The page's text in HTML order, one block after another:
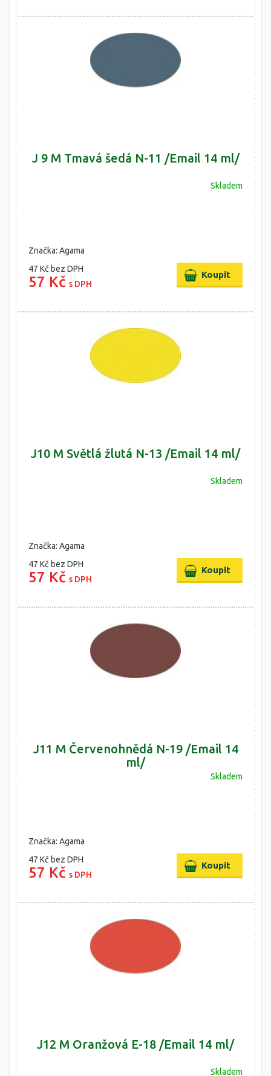
J 9 M Tmavá šedá N-11 /Email 14 ml/
Skladem
Značka: Agama
47 Kč bez DPH
57 Kč s DPH
J10 M Světlá žlutá N-13 /Email 14 ml/
Skladem
Značka: Agama
47 Kč bez DPH
57 Kč s DPH
J11 M Červenohnědá N-19 /Email 14
ml/
Skladem
Značka: Agama
47 Kč bez DPH
57 Kč s DPH
J12 M Oranžová E-18 /Email 14 ml/
Skladem